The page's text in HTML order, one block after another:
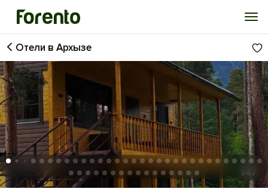
Войти
Избранное
История просмотра
Добавить свой объект
Отели в Архызе
1/47